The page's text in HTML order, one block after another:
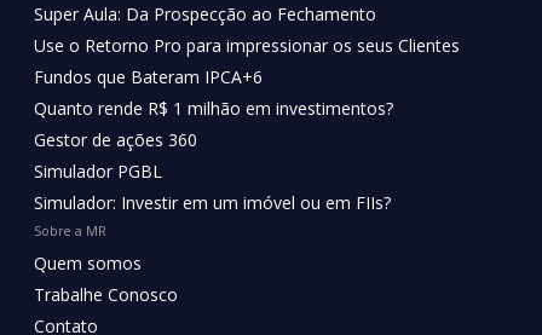
Super Aula: Da Prospecção ao Fechamento
Use o Retorno Pro para impressionar os seus Clientes
Fundos que Bateram IPCA+6
Quanto rende R$ 1 milhão em investimentos?
Gestor de ações 360
Simulador PGBL
Simulador: Investir em um imóvel ou em FIIs?
Sobre a MR
Quem somos
Trabalhe Conosco
Contato